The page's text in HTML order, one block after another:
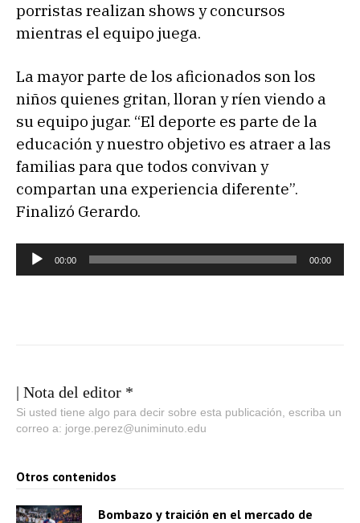
porristas realizan shows y concursos
mientras el equipo juega.
La mayor parte de los aficionados son los
niños quienes gritan, lloran y ríen viendo a
su equipo jugar. “El deporte es parte de la
educación y nuestro objetivo es atraer a las
familias para que todos convivan y
compartan una experiencia diferente”.
Finalizó Gerardo.
e
u
c
t
r
d
00:00 00:00
| Nota del editor *
Si usted tiene algo para decir sobre esta publicación, escriba un
correo a: jorge.perez@uniminuto.edu
Otros contenidos
Bombazo y traición en el mercado de